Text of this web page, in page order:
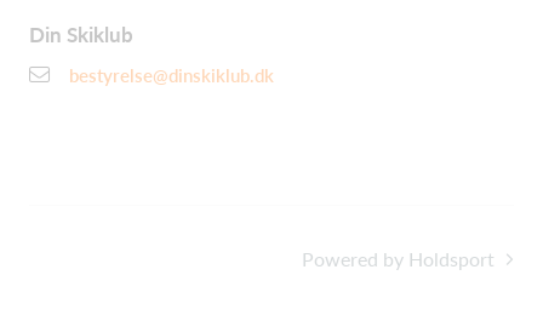
Din Skiklub
bestyrelse@dinskiklub.dk
Powered by Holdsport